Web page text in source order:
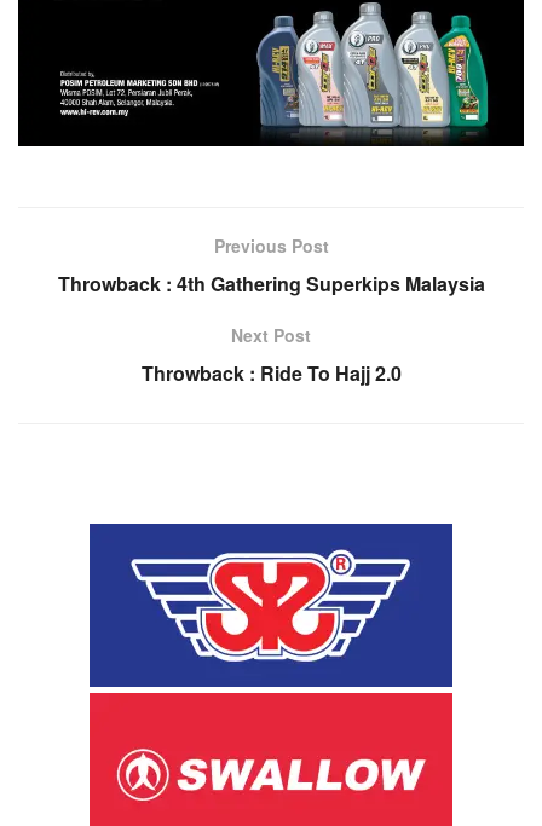
Previous Post
Throwback : 4th Gathering Superkips Malaysia
Next Post
Throwback : Ride To Hajj 2.0